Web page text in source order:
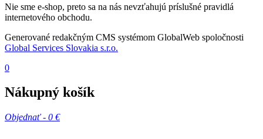
Nie sme e-shop, preto sa na nás nevzťahujú príslušné pravidlá
internetového obchodu.
Generované redakčným CMS systémom GlobalWeb spoločnosti
Global Services Slovakia s.r.o.
0
Nákupný košík
Objednať - 0 €